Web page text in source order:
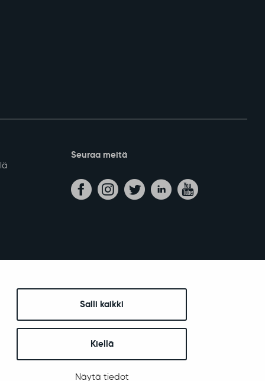
Salli kaikki
Kiellä
Näytä tiedot
Seuraa meitä